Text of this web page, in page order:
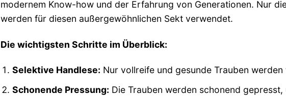
modernem Know-how und der Erfahrung von Generationen. Nur
werden für diesen außergewöhnlichen Sekt verwendet.
Die wichtigsten Schritte im Überblick:
Selektive Handlese: Nur vollreife und gesunde Trauben werden
Schonende Pressung: Die Trauben werden schonend